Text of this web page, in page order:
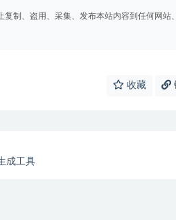
制、盗用、采集、发布本站内容到任何网站
收藏
成工具